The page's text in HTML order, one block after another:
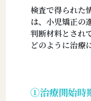
検査で得られた
は、小児矯正の
判断材料とされ
どのように治療
①治療開始時